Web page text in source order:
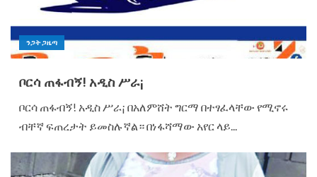
ንጋት ጋዜጣ
ቦርሳ ጠፋብኝ! አዲስ ሥራ¡
ቦርሳ ጠፋብኝ! አዲስ ሥራ¡ በአለምሸት ግርማ በተፃፈላቸው የሚኖሩ
ብቸኛ ፍጠረታት ይመስሉኛል። በነፋሻማው አየር ላይ...